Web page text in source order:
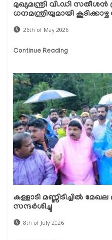
മുഖ്യമന്ത്രി വി.ഡി സതീശൻ
ധനമന്ത്രിയുമായി
26th of May 2026
Continue Reading
കള്ളാടി മണ്ണിടിച്ചിൽ
സന്ദ‍ർശിച്ചു
8th of July 2026